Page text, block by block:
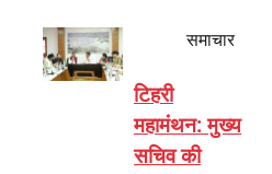
समाचार
टिहरी
महामंथन: मुख्य
सचिव की